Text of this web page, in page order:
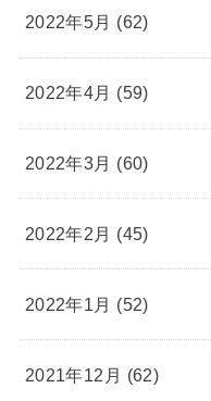
2022年5月 (62)
2022年4月 (59)
2022年3月 (60)
2022年2月 (45)
2022年1月 (52)
2021年12月 (62)